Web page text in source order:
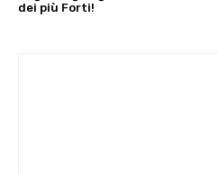
dei più Forti!